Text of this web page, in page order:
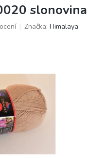
slonovina
Značka: Himalaya